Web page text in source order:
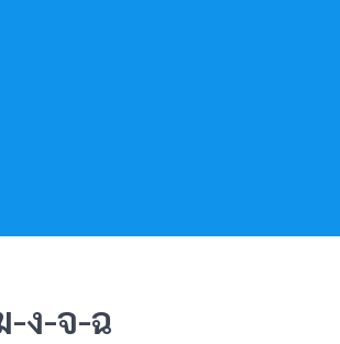
ง-จ-ฉ